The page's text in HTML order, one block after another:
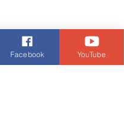
Facebook YouTube